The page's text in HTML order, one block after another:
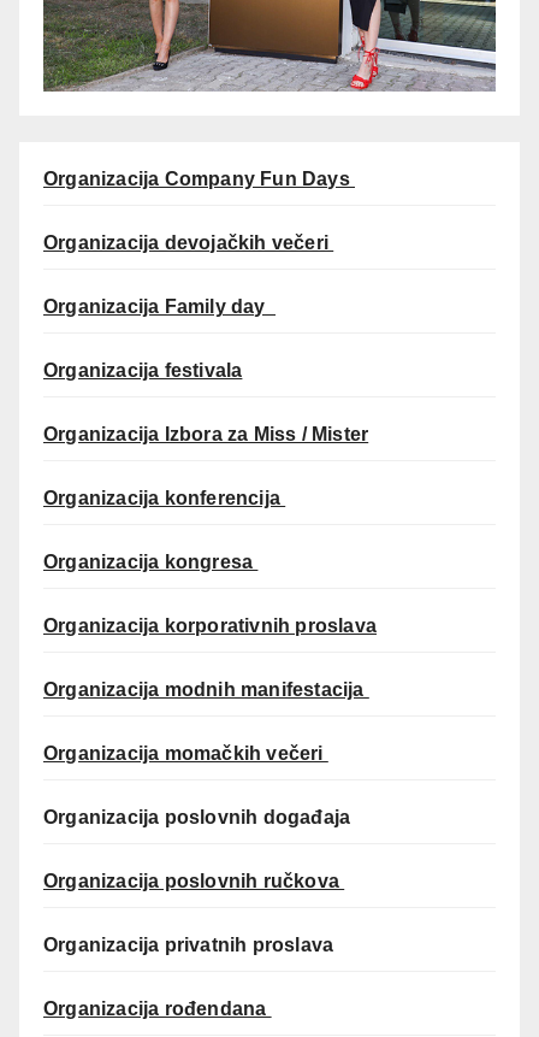
Organizacija Company Fun Days
Organizacija devojačkih večeri
Organizacija Family day
Organizacija festivala
Organizacija Izbora za Miss / Mister
Organizacija konferencija
Organizacija kongresa
Organizacija korporativnih proslava
Organizacija modnih manifestacija
Organizacija momačkih večeri
Organizacija poslovnih događaja
Organizacija poslovnih ručkova
Organizacija privatnih proslava
Organizacija rođendana